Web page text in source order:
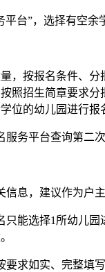
”，选择有空余
报名条件、分
照招生简章要求
位的幼儿园进行报
平台查询第二次
，建议作为户主
选择1所幼儿园
如实、完整填写